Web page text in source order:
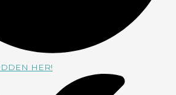
HER!